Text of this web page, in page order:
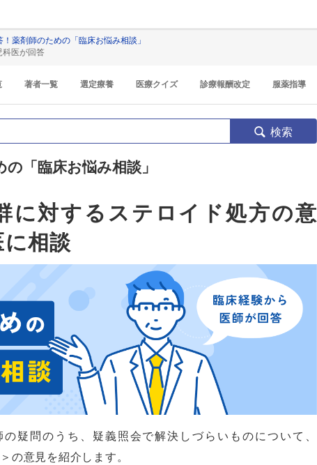
！薬剤師のための「臨床お悩み相談」
科医が回答
著者一覧 選定療養 医療クイズ 診療報酬改定 服薬指導
検索
「臨床お悩み相談」
に対するステロイド処方の意
に相談
疑問のうち、疑義照会で解決しづらいものについて、
の意見を紹介します。